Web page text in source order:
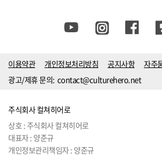
이용약관 개인정보처리방침 공지사항
자주
광고/제휴 문의: contact@culturehero.net
주식회사 컬쳐히어로
상호 : 주식회사 컬쳐히어로
대표자 : 양준규
개인정보관리책임자 : 양준규